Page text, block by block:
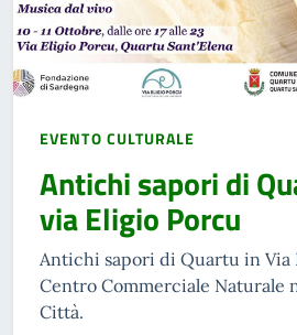
EVENTO CULTURALE
Antichi sapori di
via Eligio Porcu
Antichi sapori di Quartu in Via
Centro Commerciale Naturale
Città.